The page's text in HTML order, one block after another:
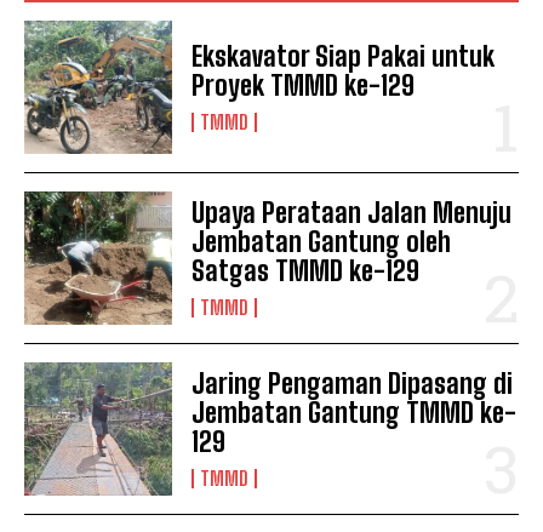
Ekskavator Siap Pakai untuk
Proyek TMMD ke-129
TMMD
Upaya Perataan Jalan Menuju
Jembatan Gantung oleh
Satgas TMMD ke-129
TMMD
Jaring Pengaman Dipasang di
Jembatan Gantung TMMD ke-
129
TMMD